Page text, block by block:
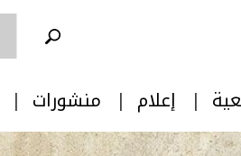
إعلام منشورات